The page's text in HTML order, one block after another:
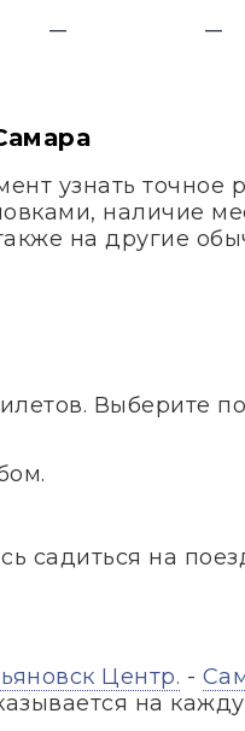
— —
узнать точное
наличие
на другие
Выберите
садиться на
Центр. -
на